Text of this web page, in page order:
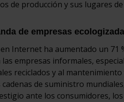
de producción y sus lugares
de empresas
Internet ha aumentado un 71
empresas informales,
reciclados y al
de suministro
ante los consumidores,